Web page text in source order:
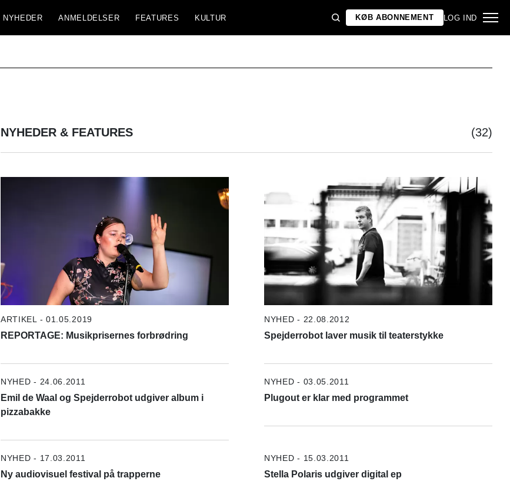
NYHEDER ANMELDELSER FEATURES KULTUR KØB ABONNEMENT LOG IND
NYHEDER & FEATURES (32)
ARTIKEL - 01.05.2019
REPORTAGE: Musikprisernes forbrødring
NYHED - 22.08.2012
Spejderrobot laver musik til teaterstykke
NYHED - 24.06.2011
Emil de Waal og Spejderrobot udgiver album i
pizzabakke
NYHED - 03.05.2011
Plugout er klar med programmet
NYHED - 17.03.2011
Ny audiovisuel festival på trapperne
NYHED - 15.03.2011
Stella Polaris udgiver digital ep